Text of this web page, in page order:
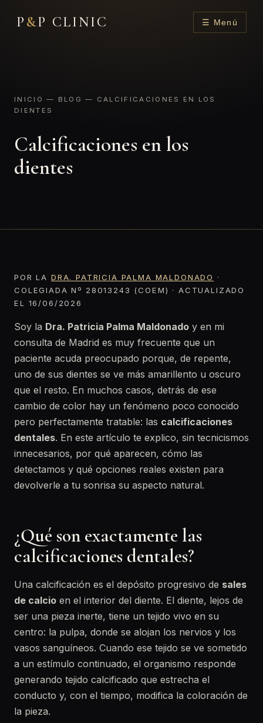
P &P CLINIC ☰ Menú
INICIO — BLOG — CALCIFICACIONES EN LOS
DIENTES
Calcificaciones en los
dientes
POR LA DRA. PATRICIA PALMA MALDONADO
·
COLEGIADA Nº 28013243 (COEM) · ACTUALIZADO
EL 16/06/2026
Soy la Dra. Patricia Palma Maldonado y en mi
consulta de Madrid es muy frecuente que un
paciente acuda preocupado porque, de repente,
uno de sus dientes se ve más amarillento u oscuro
que el resto. En muchos casos, detrás de ese
cambio de color hay un fenómeno poco conocido
pero perfectamente tratable: las calcificaciones
dentales. En este artículo te explico, sin tecnicismos
innecesarios, por qué aparecen, cómo las
detectamos y qué opciones reales existen para
devolverle a tu sonrisa su aspecto natural.
¿Qué son exactamente las
calcificaciones dentales?
Una calcificación es el depósito progresivo de sales
de calcio en el interior del diente. El diente, lejos de
ser una pieza inerte, tiene un tejido vivo en su
centro: la pulpa, donde se alojan los nervios y los
vasos sanguíneos. Cuando ese tejido se ve sometido
a un estímulo continuado, el organismo responde
generando tejido calcificado que estrecha el
conducto y, con el tiempo, modifica la coloración de
la pieza.